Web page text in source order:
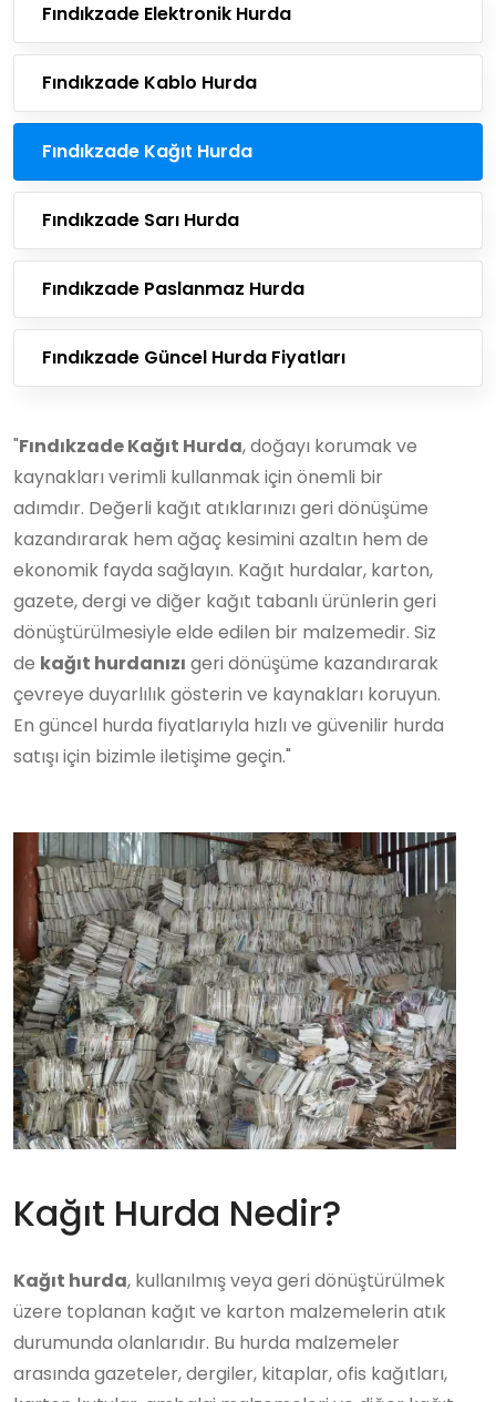
Fındıkzade Elektronik Hurda
Fındıkzade Kablo Hurda
Fındıkzade Kağıt Hurda
Fındıkzade Sarı Hurda
Fındıkzade Paslanmaz Hurda
Fındıkzade Güncel Hurda Fiyatları
"Fındıkzade Kağıt Hurda, doğayı korumak ve
kaynakları verimli kullanmak için önemli bir
adımdır. Değerli kağıt atıklarınızı geri dönüşüme
kazandırarak hem ağaç kesimini azaltın hem de
ekonomik fayda sağlayın. Kağıt hurdalar, karton,
gazete, dergi ve diğer kağıt tabanlı ürünlerin geri
dönüştürülmesiyle elde edilen bir malzemedir. Siz
de kağıt hurdanızı geri dönüşüme kazandırarak
çevreye duyarlılık gösterin ve kaynakları koruyun.
En güncel hurda fiyatlarıyla hızlı ve güvenilir hurda
satışı için bizimle iletişime geçin."
Kağıt Hurda Nedir?
Kağıt hurda, kullanılmış veya geri dönüştürülmek
üzere toplanan kağıt ve karton malzemelerin atık
durumunda olanlarıdır. Bu hurda malzemeler
arasında gazeteler, dergiler, kitaplar, ofis kağıtları,